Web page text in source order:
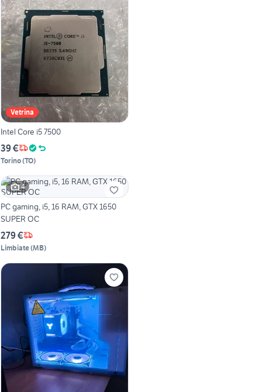
Vetrina
Intel Core i5 7500
39 €
Torino(TO)
4
PC gaming, i5, 16 RAM, GTX 1650
SUPER OC
279 €
Limbiate(MB)